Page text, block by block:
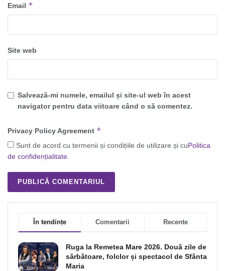
Email *
Site web
Salvează-mi numele, emailul și site-ul web în acest
navigator pentru data viitoare când o să comentez.
Privacy Policy Agreement *
Sunt de acord cu termenii și condițiile de utilizare și cuPolitica
de confidențialitate.
În tendințe Comentarii Recente
Ruga la Remetea Mare 2026. Două zile de
sărbătoare, folclor și spectacol de Sfânta
Maria